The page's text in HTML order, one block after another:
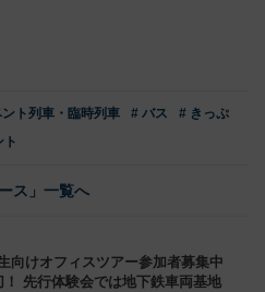
ト列車・臨時列車 # バス
# きっぷ
ト
ース」一覧へ
向けオフィスツアー参加者募集中
先行体験会では地下鉄車両基地